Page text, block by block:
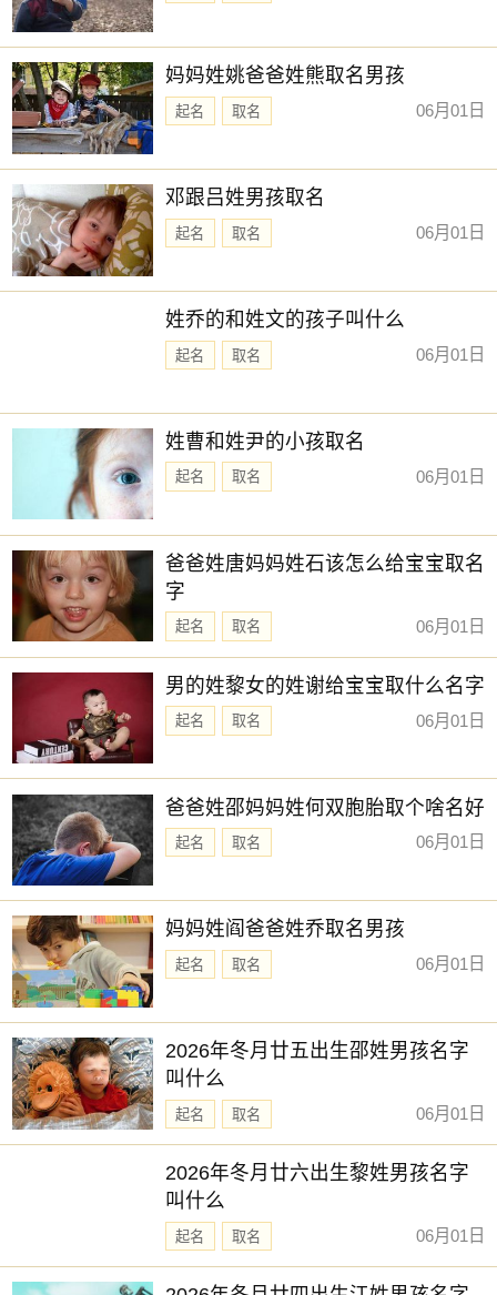
妈妈姓姚爸爸姓熊取名男孩
起名 取名 06月01日
邓跟吕姓男孩取名
起名 取名 06月01日
姓乔的和姓文的孩子叫什么
起名 取名 06月01日
姓曹和姓尹的小孩取名
起名 取名 06月01日
爸爸姓唐妈妈姓石该怎么给宝宝取名
字
起名 取名 06月01日
男的姓黎女的姓谢给宝宝取什么名字
起名 取名 06月01日
爸爸姓邵妈妈姓何双胞胎取个啥名好
起名 取名 06月01日
妈妈姓阎爸爸姓乔取名男孩
起名 取名 06月01日
2026年冬月廿五出生邵姓男孩名字
叫什么
起名 取名 06月01日
2026年冬月廿六出生黎姓男孩名字
叫什么
起名 取名 06月01日